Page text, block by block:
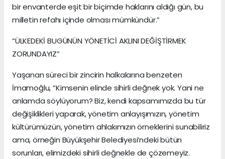
bir envanterde eşit bir biçimde haklarını aldığı gün, bu
milletin refahı içinde olması mümkündür.”
“ÜLKEDEKİ BUGÜNÜN YÖNETİCİ AKLINI DEĞİŞTİRMEK
ZORUNDAYIZ”
Yaşanan süreci bir zincirin halkalarına benzeten
İmamoğlu, “Kimsenin elinde sihirli değnek yok. Yani ne
anlamda söylüyorum? Biz, kendi kapsamımızda bu tür
değişiklikleri yaparak, yönetim anlayışımızın, yönetim
kültürümüzün, yönetim ahlakımızın örneklerini sunabiliriz
ama, örneğin Büyükşehir Belediyesi’ndeki bütün
sorunları, elimizdeki sihirli değnekle de çözemeyiz.